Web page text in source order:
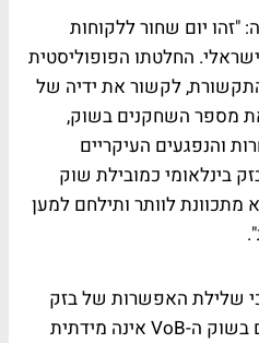
"זהו יום שחור ללקוחות
החלטתו הפופוליסטית
לקשור את ידיה של
מספר השחקנים בשוק,
והנפגעים העיקריים
בינלאומי כמובילת שוק
מתכוונת לוותר ותילחם למען
כי שלילת האפשרות של בזק
בינלאומי להתחרות בין שווים בשוק ה-VoB אינה מידתית